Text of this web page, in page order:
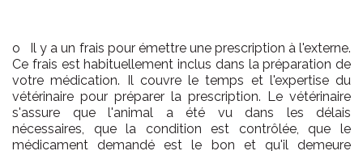
o Il y a un frais pour émettre une prescription à l'externe.
Ce frais est habituellement inclus dans la préparation de
votre médication. Il couvre le temps et l'expertise du
vétérinaire pour préparer la prescription. Le vétérinaire
s'assure que l'animal a été vu dans les délais
nécessaires, que la condition est contrôlée, que le
médicament demandé est le bon et qu'il demeure